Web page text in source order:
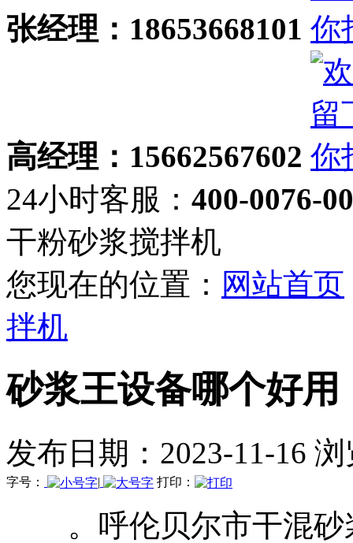
张经理：18653668101
高经理：15662567602
24小时客服： 400-0076-
干粉砂浆搅拌机
您现在的位置： 网站首页
拌机
砂浆王设备哪个好用
发布日期：2023-11-16
字号： | 打印：
。呼伦贝尔市干混砂